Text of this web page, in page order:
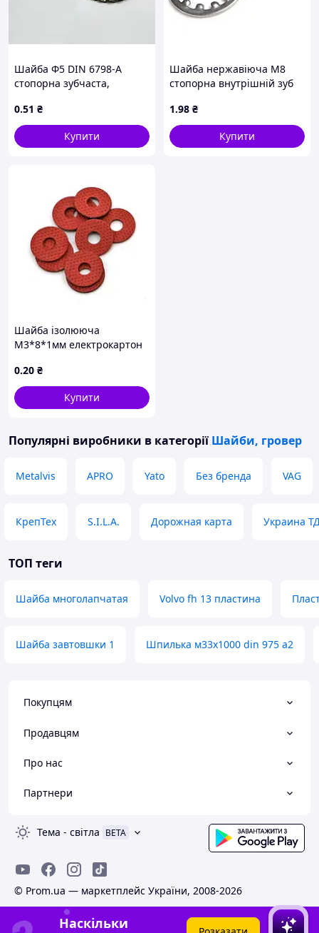
Шайба Ф5 DIN 6798-А
стопорна зубчаста,
0.51 ₴
Купити
Шайба нержавіюча М8
стопорна внутрішній зуб
1.98 ₴
Купити
Шайба ізолююча
М3*8*1мм електрокартон
0.20 ₴
Купити
Популярні виробники в категорії Шайби, гровер
Metalvis APRO Yato Без бренда VAG
КрепТех S.I.L.A. Дорожная карта Украина
ТОП теги
Шайба многолапчатая Volvo fh 13 пластина
Шайба завтовшки 1 Шпилька м33х1000 din 975 а2
Покупцям
Продавцям
Про нас
Партнери
Тема - світла BETA
© Prom.ua — маркетплейс України, 2008-2026
Наскільки